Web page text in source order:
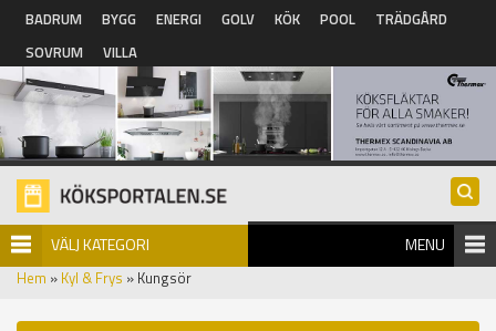
Hoppa till huvudinnehåll
BADRUM BYGG ENERGI GOLV KÖK POOL
TRÄDGÅRD
SOVRUM
VILLA
VÄLJ KATEGORI MENU
Hem » Kyl & Frys » Kungsör